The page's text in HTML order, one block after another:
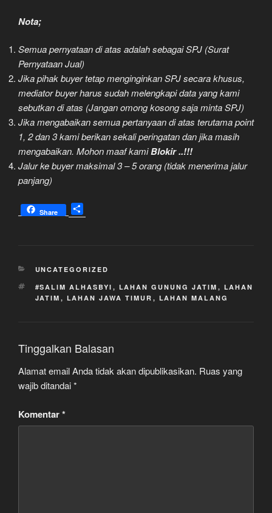
Nota;
Semua pernyataan di atas adalah sebagai SPJ (Surat
Pernyataan Jual)
Jika pihak buyer tetap menginginkan SPJ secara khusus,
mediator buyer harus sudah melengkapi data yang kami
sebutkan di atas (Jangan omong kosong saja minta SPJ)
Jika mengabaikan semua pertanyaan di atas terutama point
1, 2 dan 3 kami berikan sekali peringatan dan jika masih
mengabaikan. Mohon maaf kamiBlokir ..!!!
Jalur ke buyer maksimal 3 – 5 orang (tidak menerima jalur
panjang)
Share
h
KATEGORI
UNCATEGORIZED
TAG
#SALIM ALHASBYI , LAHAN GUNUNG JATIM , LAHAN
JATIM , LAHAN JAWA TIMUR , LAHAN MALANG
Tinggalkan Balasan
Alamat email Anda tidak akan dipublikasikan. Ruas yang
wajib ditandai*
Komentar*